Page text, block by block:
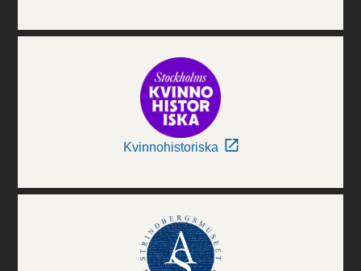
Kvinnohistoriska